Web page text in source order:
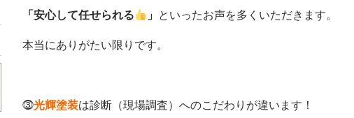
「安心して任せられる 」 といったお声を多くいただきます。
本当にありがたい限りです。
⓷光輝塗装は診断（現場調査）へのこだわりが違います！